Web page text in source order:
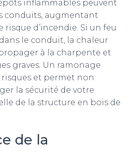
inflammables peuvent
conduits, augmentant
d’incendie. Si un feu
le conduit, la chaleur
à la charpente et
graves. Un ramonage
et permet non
la sécurité de votre
de la structure en bois de
de la